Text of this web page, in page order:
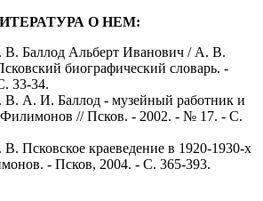
О НЕМ:
Баллод Альберт Иванович / А. В.
биографический словарь. -
33-34.
А. И. Баллод - музейный работник и
// Псков. - 2002. - № 17. - С.
Псковское краеведение в 1920-1930-х
- Псков, 2004. - С. 365-393.